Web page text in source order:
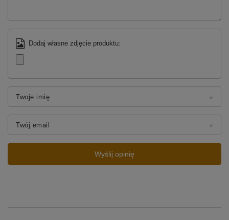
Dodaj własne zdjęcie produktu:
Twoje imię
Twój email
Wyślij opinię